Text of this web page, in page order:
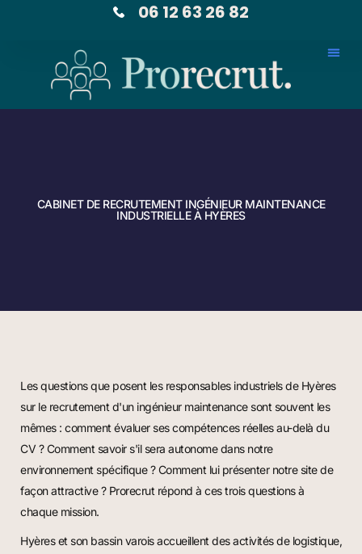
06 12 63 26 82
CABINET DE RECRUTEMENT INGÉNIEUR MAINTENANCE
INDUSTRIELLE À HYÈRES
Les questions que posent les responsables industriels de Hyères
sur le recrutement d'un ingénieur maintenance sont souvent les
mêmes : comment évaluer ses compétences réelles au-delà du
CV ? Comment savoir s'il sera autonome dans notre
environnement spécifique ? Comment lui présenter notre site de
façon attractive ? Prorecrut répond à ces trois questions à
chaque mission.
Hyères et son bassin varois accueillent des activités de logistique,